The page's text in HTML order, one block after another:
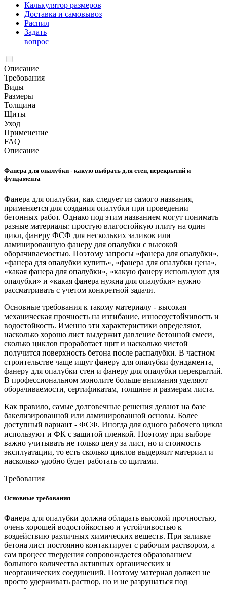
Калькулятор размеров
Доставка и самовывоз
Распил
Задать
вопрос
Описание
Требования
Виды
Размеры
Толщина
Щиты
Уход
Применение
FAQ
Описание
Фанера для опалубки - какую выбрать для стен, перекрытий и
фундамента
Фанера для опалубки, как следует из самого названия,
применяется для создания опалубки при проведении
бетонных работ. Однако под этим названием могут понимать
разные материалы: простую влагостойкую плиту на один
цикл, фанеру ФСФ для нескольких заливок или
ламинированную фанеру для опалубки с высокой
оборачиваемостью. Поэтому запросы «фанера для опалубки»,
«фанера для опалубки купить», «фанера для опалубки цена»,
«какая фанера для опалубки», «какую фанеру используют для
опалубки» и «какая фанера нужна для опалубки» нужно
рассматривать с учетом конкретной задачи.
Основные требования к такому материалу - высокая
механическая прочность на изгибание, износоустойчивость и
водостойкость. Именно эти характеристики определяют,
насколько хорошо лист выдержит давление бетонной смеси,
сколько циклов проработает щит и насколько чистой
получится поверхность бетона после распалубки. В частном
строительстве чаще ищут фанеру для опалубки фундамента,
фанеру для опалубки стен и фанеру для опалубки перекрытий.
В профессиональном монолите больше внимания уделяют
оборачиваемости, сертификатам, толщине и размерам листа.
Как правило, самые долговечные решения делают на базе
бакелизированной или ламинированной основы. Более
доступный вариант - ФСФ. Иногда для одного рабочего цикла
используют и ФК с защитой пленкой. Поэтому при выборе
важно учитывать не только цену за лист, но и стоимость
эксплуатации, то есть сколько циклов выдержит материал и
насколько удобно будет работать со щитами.
Требования
Основные требования
Фанера для опалубки должна обладать высокой прочностью,
очень хорошей водостойкостью и устойчивостью к
воздействию различных химических веществ. При заливке
бетона лист постоянно контактирует с рабочим раствором, а
сам процесс твердения сопровождается образованием
большого количества активных органических и
неорганических соединений. Поэтому материал должен не
просто удерживать раствор, но и не разрушаться под